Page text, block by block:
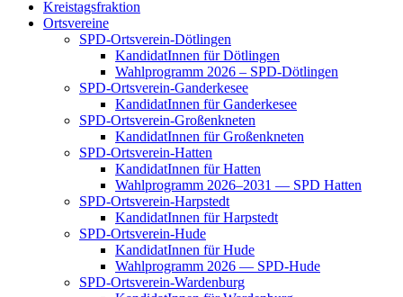
Kreis­tags­frak­ti­on
Orts­ver­ei­ne
SPD-Orts­­ver­­ein-Döt­­lin­­gen
Kan­di­da­tIn­nen für Döt­lin­gen
Wahl­pro­gramm 2026 – SPD-Döt­lin­gen
SPD-Orts­­ver­­ein-Gan­­der­ke­­see
Kan­di­da­tIn­nen für Gan­der­ke­see
SPD-Orts­­ver­­ein-Gro­ß­en­k­ne­­ten
Kan­di­da­tIn­nen für Groß­enkne­ten
SPD-Orts­­ver­­ein-Hat­­ten
Kan­di­da­tIn­nen für Hat­ten
Wahl­pro­gramm 2026–2031 — SPD Hat­ten
SPD-Orts­­ver­­ein-Har­p­s­tedt
Kan­di­da­tIn­nen für Harp­s­tedt
SPD-Orts­­ver­­ein-Hude
Kan­di­da­tIn­nen für Hude
Wahl­pro­gramm 2026 — SPD-Hude
SPD-Orts­­ver­­ein-War­­den­­burg